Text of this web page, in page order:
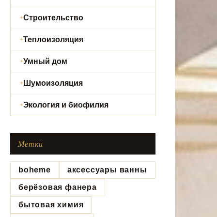
Строительство
Теплоизоляция
Умный дом
Шумоизоляция
Экология и биофилия
Метки
boheme аксессуары ванны
берёзовая фанера
бытовая химия